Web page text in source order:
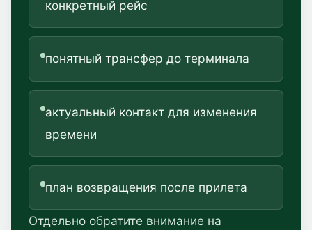
конкретный рейс
понятный трансфер до терминала
актуальный контакт для изменения
времени
план возвращения после прилета
Отдельно обратите внимание на